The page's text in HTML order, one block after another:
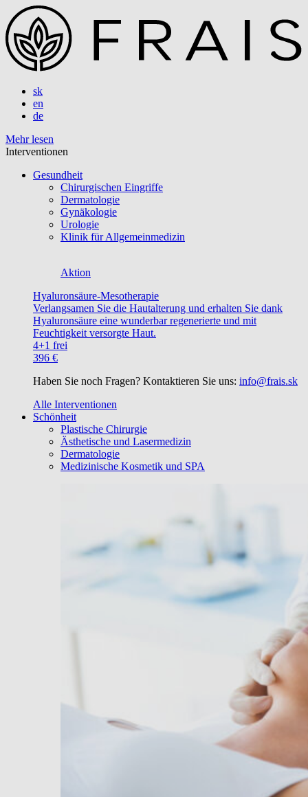
sk
en
de
Mehr lesen
Interventionen
Gesundheit
Chirurgischen Eingriffe
Dermatologie
Gynäkologie
Urologie
Klinik für Allgemeinmedizin
Aktion
Hyaluronsäure-Mesotherapie
Verlangsamen Sie die Hautalterung und erhalten Sie dank
Hyaluronsäure eine wunderbar regenerierte und mit
Feuchtigkeit versorgte Haut.
4+1 frei
396 €
Haben Sie noch Fragen? Kontaktieren Sie uns: info@frais.sk
Alle Interventionen
Schönheit
Plastische Chirurgie
Ästhetische und Lasermedizin
Dermatologie
Medizinische Kosmetik und SPA